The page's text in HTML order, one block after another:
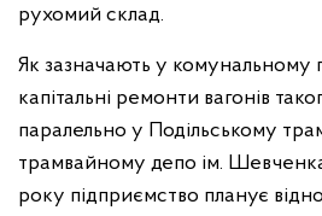
рухомий склад.
Як зазначають у комунальному
капітальні ремонти вагонів
паралельно у Подільському
трамвайному депо ім.
року підприємство планує